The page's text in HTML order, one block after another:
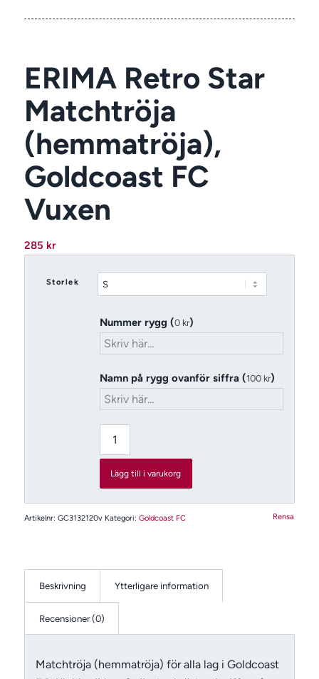
ERIMA Retro Star
Matchtröja
(hemmatröja),
Goldcoast FC
Vuxen
285 kr
Storlek
Rensa
Nummer rygg (0 kr)
Namn på rygg ovanför siffra (100 kr)
Lägg till i varukorg
Artikelnr: GC3132120v Kategori: Goldcoast FC
Beskrivning Ytterligare information
Recensioner (0)
Matchtröja (hemmatröja) för alla lag i Goldcoast